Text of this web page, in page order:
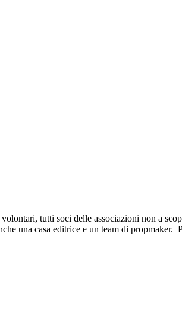
tutti soci delle associazioni non a
una casa editrice e un team di propmaker.